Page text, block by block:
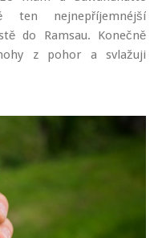
ten nejnepříjemnéjší
do Ramsau. Konečně
z pohor a svlažuji